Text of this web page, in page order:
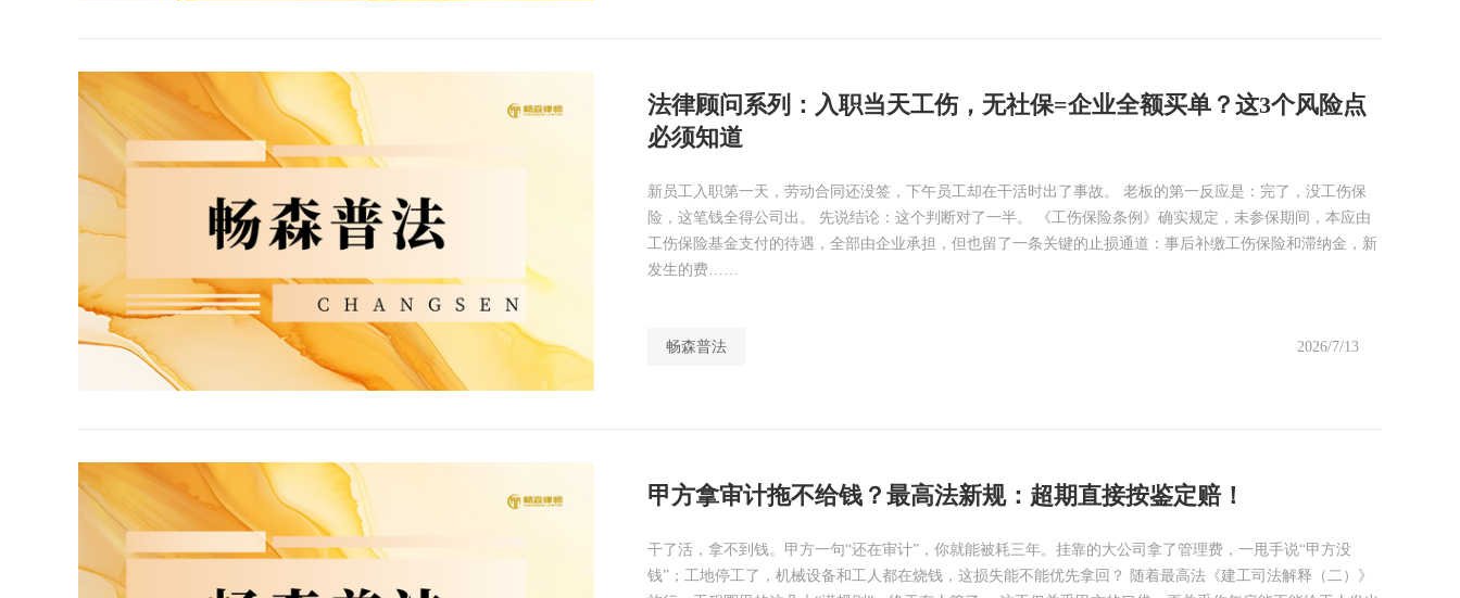
法律顾问系列：入职当天工伤，无社保=企业全额买单？这3个风险点
必须知道
新员工入职第一天，劳动合同还没签，下午员工却在干活时出了事故。 老板的第一反应是：完了，没工伤保
险，这笔钱全得公司出。 先说结论：这个判断对了一半。 《工伤保险条例》确实规定，未参保期间，本应由
工伤保险基金支付的待遇，全部由企业承担，但也留了一条关键的止损通道：事后补缴工伤保险和滞纳金，新
发生的费……
畅森普法 2026/7/13
甲方拿审计拖不给钱？最高法新规：超期直接按鉴定赔！
干了活，拿不到钱。甲方一句“还在审计”，你就能被耗三年。挂靠的大公司拿了管理费，一甩手说“甲方没
钱”；工地停工了，机械设备和工人都在烧钱，这损失能不能优先拿回？ 随着最高法《建工司法解释（二）》